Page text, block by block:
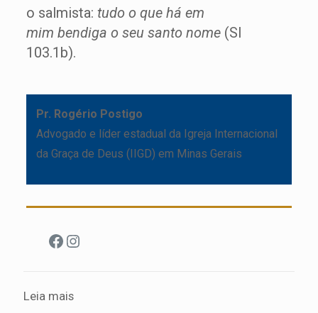
o salmista: tudo o que há em
mim bendiga o seu santo nome (Sl
103.1b).
Pr. Rogério Postigo
Advogado e líder estadual da Igreja Internacional
da Graça de Deus (IIGD) em Minas Gerais
Facebook
Instagram
Leia mais